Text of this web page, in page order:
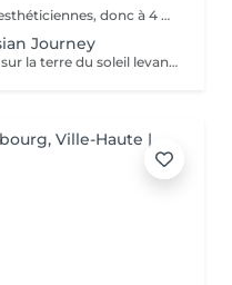
Le massage essentiel réalisé par 2 esthéticiennes, donc à 4 mains est un massage du corps complet aux huiles essentielles, qui apporte une profonde relaxation. C'est une technique favorisant la circulation énergétique et qui réactive le métabolisme. C'est un massage où on retrouve le plaisir de donner et de recevoir. En fait c'est un mélange de différentes techniques : californienne, quant au rythme, la fluidité, manoeuvres enveloppantes, et suédoise, travail précis sur les différentes parties du corps.
Journey
ASIAN JOURNEY Plongez en Asie, sur la terre du soleil levant, où chaque détail est conçu pour offrir harmonie et équilibre grâce à des soins exclusifs qui capturent l'esprit zen des anciens rituels japonais, infusés avec l'essence culturelle et cérémonielle du thé. La collection présente un parfum neuro-scientifiquement prouvé qui favorise l'harmonie et l'équilibre entre le corps et l'esprit. Des notes lactées enveloppantes s'associent à des bois crémeux sophistiqués et à des fruits exotiques. ACTIMOOD PROGRAM® : WELLBEINGMATCHA RENEWAL EXFOLIATION POUR LE CORPS Rituel d'exfoliation conçu pour révéler une peau douce et radieuse. Une formule exclusive à effet antioxydant qui enveloppe le corps d'une étreinte nourrissante et transformatrice. La caresse de sa texture gel extraordinaire permet une exfoliation aussi efficace qu'agréable. SERENITY SANCTUARY MASSAGE CORPOREL Inspiré du Shiatsu, une technique millénaire originaire du Japon, ce massage à effet relaxant vise à harmoniser le rythme naturel du corps en travaillant les méridiens énergétiques. La texture douce du lait de massage facilite le traitement, garantissant une glisse douce et agréable, tout en vous plongeant dans une atmosphère de profonde sérénité. ZEN CEREMONY RITUEL Conçu pour harmoniser le corps et l'esprit, ce rituel corporel associe la préparation et le soin de la peau à la philosophie orientale de l'équilibre holistique. Inspiré par le travail des méridiens énergétiques, il favorise un sentiment de bien-être total et profond.